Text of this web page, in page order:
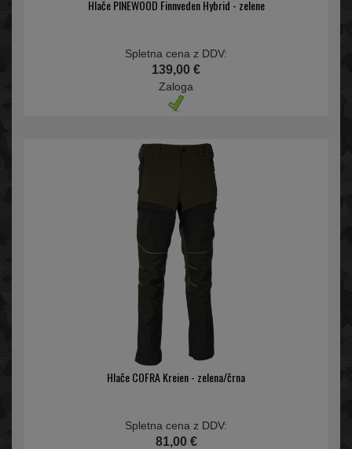
Hlače PINEWOOD Finnveden Hybrid - zelene
Spletna cena z DDV:
139,00 €
Zaloga
Hlače COFRA Kreien - zelena/črna
Spletna cena z DDV:
81,00 €